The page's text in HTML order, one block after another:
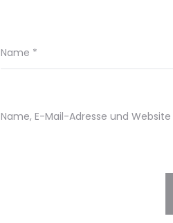
Name *
Name, E-Mail-Adresse und